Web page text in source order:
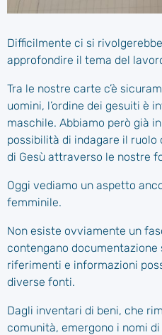
Difficilmente ci si
approfondire il tema del
Tra le nostre carte c’è
uomini, l’ordine dei gesuiti è
maschile. Abbiamo però già
possibilità di indagare il ruolo
di Gesù attraverso le nostre
Oggi vediamo un aspetto
femminile.
Non esiste ovviamente un
contengano documentazione
riferimenti e informazioni
diverse fonti.
Dagli inventari di beni, che
comunità, emergono i nomi